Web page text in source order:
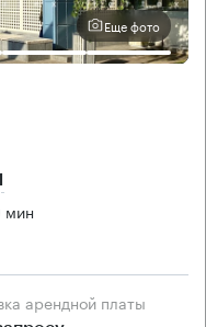
Еще фото
мин
арендной платы